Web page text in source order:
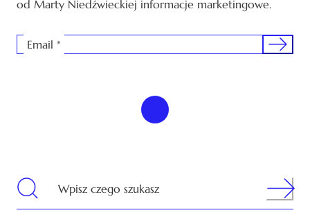
od Marty Niedźwieckiej informacje marketingowe.
Email * Sign
Wpisz czego szukasz Search